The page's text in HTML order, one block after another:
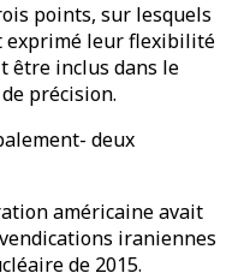
points, sur lesquels
exprimé leur flexibilité
être inclus dans le
précision.
deux
américaine avait
iraniennes
de 2015.